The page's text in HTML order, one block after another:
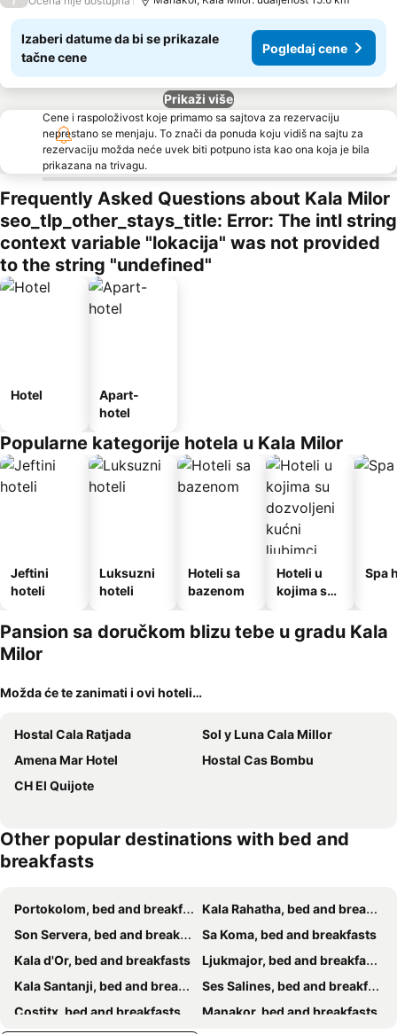
Izaberi datume da bi se prikazale
tačne cene
Pogledaj cene
Prikaži više
Cene i raspoloživost koje primamo sa sajtova za rezervaciju
neprestano se menjaju. To znači da ponuda koju vidiš na sajtu za
rezervaciju možda neće uvek biti potpuno ista kao ona koja je bila
prikazana na trivagu.
Frequently Asked Questions about Kala Milor
seo_tlp_other_stays_title: Error: The intl string
context variable "lokacija" was not provided
to the string "undefined"
Hotel
Apart-
hotel
Popularne kategorije hotela u Kala Milor
Jeftini
hoteli
Luksuzni
hoteli
Hoteli sa
bazenom
Hoteli u
kojima su
kućni
ljubimci
Spa
Pansion sa doručkom blizu tebe u gradu Kala
Milor
Možda će te zanimati i ovi hoteli…
Hostal Cala Ratjada
Sol y Luna Cala Millor
Amena Mar Hotel
Hostal Cas Bombu
CH El Quijote
Other popular destinations with bed and
breakfasts
Portokolom, bed and breakfasts
Kala Rahatha, bed and breakfasts
Son Servera, bed and breakfasts
Sa Koma, bed and breakfasts
Kala d'Or, bed and breakfasts
Ljukmajor, bed and breakfasts
Kala Santanji, bed and breakfasts
Ses Salines, bed and breakfasts
Costitx, bed and breakfasts
Manakor, bed and breakfasts